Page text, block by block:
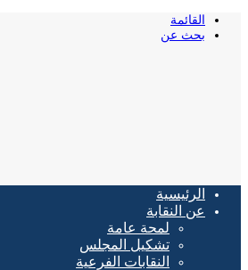
القائمة
بحث عن
الرئيسية
عن النقابة
لمحة عامة
تشكيل المجلس
النقابات الفرعية